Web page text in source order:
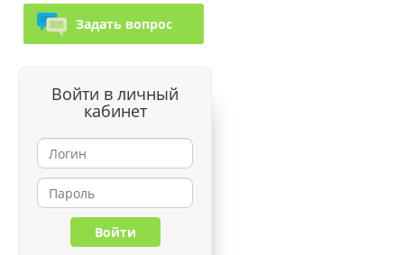
Задать вопрос
Войти в личный
кабинет